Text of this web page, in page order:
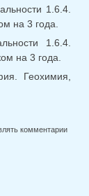
1.6.4.
на 3 года.
1.6.4.
на 3 года.
Геохимия,
комментарии